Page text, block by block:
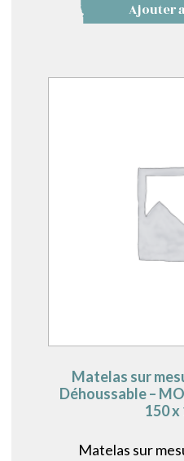
Ajouter
Matelas sur
Déhoussable –
150 x
Matelas sur